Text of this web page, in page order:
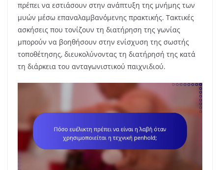
πρέπει να εστιάσουν στην ανάπτυξη της μνήμης των
μυών μέσω επαναλαμβανόμενης πρακτικής. Τακτικές
ασκήσεις που τονίζουν τη διατήρηση της γωνίας
μπορούν να βοηθήσουν στην ενίσχυση της σωστής
τοποθέτησης, διευκολύνοντας τη διατήρησή της κατά
τη διάρκεια του ανταγωνιστικού παιχνιδιού.